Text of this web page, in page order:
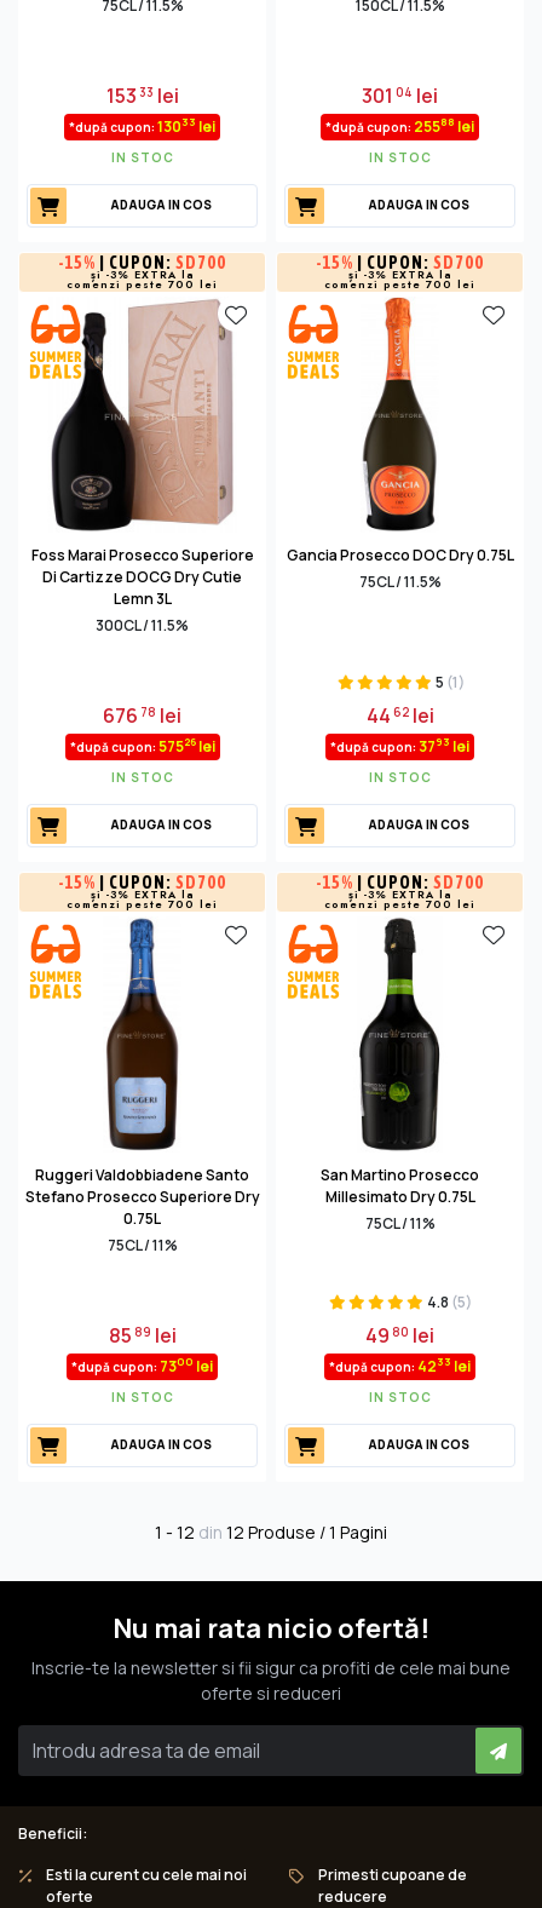
75CL / 11.5%
153 33 lei
*după cupon: 13033 lei
IN STOC
ADAUGA IN COS
150CL / 11.5%
30104 lei
*după cupon: 25588 lei
IN STOC
ADAUGA IN COS
-15% | CUPON: SD700
și -3% EXTRA la
comenzi peste 700 lei
Foss Marai Prosecco Superiore
Di Cartizze DOCG Dry Cutie
Lemn 3L
300CL / 11.5%
676 78 lei
*după cupon: 57526lei
IN STOC
ADAUGA IN COS
-15% | CUPON: SD700
și -3% EXTRA la
comenzi peste 700 lei
Gancia Prosecco DOC Dry 0.75L
75CL / 11.5%
5 (1)
4462lei
*după cupon: 3793 lei
IN STOC
ADAUGA IN COS
-15% | CUPON: SD700
și -3% EXTRA la
comenzi peste 700 lei
Ruggeri Valdobbiadene Santo
Stefano Prosecco Superiore Dry
0.75L
75CL / 11%
8589 lei
*după cupon: 7300 lei
IN STOC
ADAUGA IN COS
-15% | CUPON: SD700
și -3% EXTRA la
comenzi peste 700 lei
San Martino Prosecco
Millesimato Dry 0.75L
75CL / 11%
4.8 (5)
4980 lei
*după cupon: 4233 lei
IN STOC
ADAUGA IN COS
1 - 12 din 12 Produse / 1 Pagini
Nu mai rata nicio ofertă!
Inscrie-te la newsletter si fii sigur ca profiti de cele mai bune
oferte si reduceri
Beneficii:
Esti la curent cu cele mai noi
oferte
Primesti cupoane de
reducere